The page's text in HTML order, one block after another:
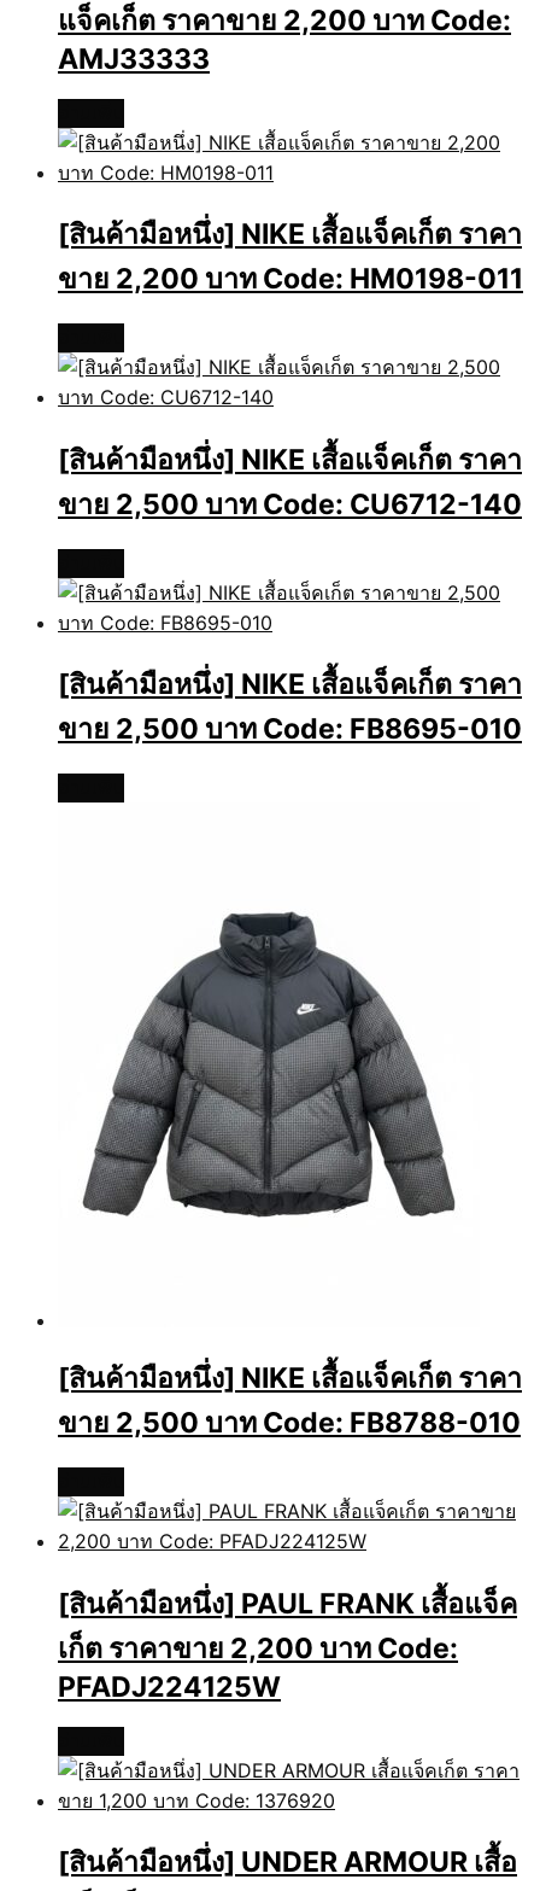
แจ็คเก็ต ราคาขาย 2,200 บาท Code:
AMJ33333
[สินค้ามือหนึ่ง] NIKE เสื้อแจ็คเก็ต ราคา
ขาย 2,200 บาท Code: HM0198-011
[สินค้ามือหนึ่ง] NIKE เสื้อแจ็คเก็ต ราคา
ขาย 2,500 บาท Code: CU6712-140
[สินค้ามือหนึ่ง] NIKE เสื้อแจ็คเก็ต ราคา
ขาย 2,500 บาท Code: FB8695-010
[สินค้ามือหนึ่ง] NIKE เสื้อแจ็คเก็ต ราคา
ขาย 2,500 บาท Code: FB8788-010
[สินค้ามือหนึ่ง] PAUL FRANK เสื้อแจ็ค
เก็ต ราคาขาย 2,200 บาท Code:
PFADJ224125W
[สินค้ามือหนึ่ง] UNDER ARMOUR เสื้อ